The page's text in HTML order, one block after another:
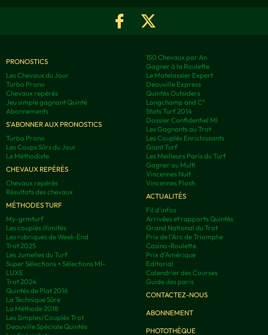
PRONOSTICS
Les Chevaux du Jour
Turbo Prono
Chevaux repérés
Jeu simple gagnant Quinté
Abonnements
S'ABONNER AUX PRONOSTICS
Turbo Prono
Les Coups Sûrs du Jour
Le Méthodiste
CHEVAUX REPÉRÉS
Chevaux repérés
Résultats des chevaux
MÉTHODES TURF
My-grmturf
Les couplés illimités
Les rubriques de Week-End
Trot 2025
Les Jumelles du Turf
Super Sélections + Sélections MI-
LUXE
Trot 2024
Quintés de Plat 2016
La Technique Sûre
La Méthode 2018
Les Simples/Couplés Trot
Deauville Spéciale Quintés
150 Chevaux par An
Gagner à la Roulette
Le Matelassier Expert
Deauville Express
Quintés Outsiders
Longchamp and C°
Stats Turf 2014
Dossier Confidentiel MI
Les Gagnants au Trot
Les Couplés Enrichissants
Giant Turf
Les Meilleurs Paris du Turf
Gagner au Multi
Vincennes Nuit
Vincennes Flash
ACTUALITÉS
Fil d'infos
Arrivées et rapports Quintés
Grand National du Trot
Prix de l'Arc de Triomphe
Casino-Roulette
Prix d'Amérique
Editorial
Calendrier des Courses
Guide des paris
CONTACTEZ-NOUS
ABONNEMENT
PHOTOTHÈQUE